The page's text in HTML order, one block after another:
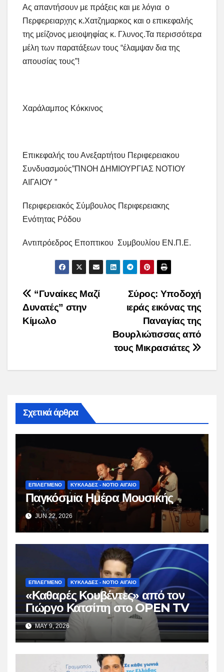
Ας απαντήσουν με πράξεις και με λόγια ο
Περφερειαρχης κ.Χατζημαρκος και ο επικεφαλής
της μείζονος μειοψηφίας κ. Γλυνος.Τα περισσότερα
μέλη των παρατάξεων τους “έλαμψαν δια της
απουσίας τους”!
Χαράλαμπος Κόκκινος
Επικεφαλής του Ανεξαρτήτου Περιφερειακου
Συνδυασμούς”ΠΝΟΗ ΔΗΜΙΟΥΡΓΙΑΣ ΝΟΤΙΟΥ
ΑΙΓΑΙΟΥ ”
Περιφερειακός Σύμβουλος Περιφερειακης
Ενότητας Ρόδου
Αντιπρόεδρος Εποπτικου Συμβουλίου ΕΝ.Π.Ε.
Post
navigation
Σύρος: Υποδοχή
ιεράς εικόνας της
Παναγίας της
Βουρλιώτισσας από
τους Μικρασιάτες
“Γυναίκες Μαζί
Δυνατές” στην
Κίμωλο
Σχετικά άρθρα
ΕΠΙΛΕΓΜΕΝΟ ΚΥΚΛΑΔΕΣ - ΝΟΤΙΟ ΑΙΓΑΙΟ
Παγκόσμια Ημέρα Μουσικής
JUN 22, 2026
ΕΠΙΛΕΓΜΕΝΟ ΚΥΚΛΑΔΕΣ - ΝΟΤΙΟ ΑΙΓΑΙΟ
«Καθαρές Κουβέντες» από τον
Γιώργο Κατσίπη στο OPEN TV
MAY 9, 2026